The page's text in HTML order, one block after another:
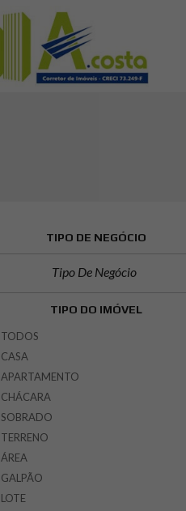
TIPO DE NEGÓCIO
Tipo De Negócio
TIPO DO IMÓVEL
TODOS
CASA
APARTAMENTO
CHÁCARA
SOBRADO
TERRENO
ÁREA
GALPÃO
LOTE